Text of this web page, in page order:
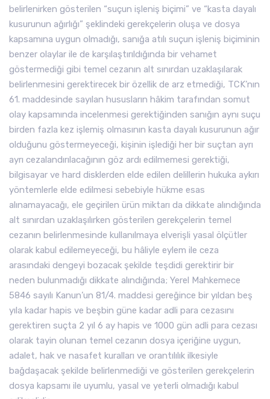
belirlenirken gösterilen “suçun işleniş biçimi” ve “kasta dayalı
kusurunun ağırlığı” şeklindeki gerekçelerin oluşa ve dosya
kapsamına uygun olmadığı, sanığa atılı suçun işleniş biçiminin
benzer olaylar ile de karşılaştırıldığında bir vehamet
göstermediği gibi temel cezanın alt sınırdan uzaklaşılarak
belirlenmesini gerektirecek bir özellik de arz etmediği, TCK’nın
61. maddesinde sayılan hususların hâkim tarafından somut
olay kapsamında incelenmesi gerektiğinden sanığın aynı suçu
birden fazla kez işlemiş olmasının kasta dayalı kusurunun ağır
olduğunu göstermeyeceği, kişinin işlediği her bir suçtan ayrı
ayrı cezalandırılacağının göz ardı edilmemesi gerektiği,
bilgisayar ve hard disklerden elde edilen delillerin hukuka aykırı
yöntemlerle elde edilmesi sebebiyle hükme esas
alınamayacağı, ele geçirilen ürün miktarı da dikkate alındığında
alt sınırdan uzaklaşılırken gösterilen gerekçelerin temel
cezanın belirlenmesinde kullanılmaya elverişli yasal ölçütler
olarak kabul edilemeyeceği, bu hâliyle eylem ile ceza
arasındaki dengeyi bozacak şekilde teşdidi gerektirir bir
neden bulunmadığı dikkate alındığında; Yerel Mahkemece
5846 sayılı Kanun’un 81/4. maddesi gereğince bir yıldan beş
yıla kadar hapis ve beşbin güne kadar adli para cezasını
gerektiren suçta 2 yıl 6 ay hapis ve 1000 gün adli para cezası
olarak tayin olunan temel cezanın dosya içeriğine uygun,
adalet, hak ve nasafet kuralları ve orantılılık ilkesiyle
bağdaşacak şekilde belirlenmediği ve gösterilen gerekçelerin
dosya kapsamı ile uyumlu, yasal ve yeterli olmadığı kabul